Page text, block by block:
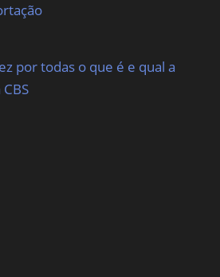
por todas o que é e qual a